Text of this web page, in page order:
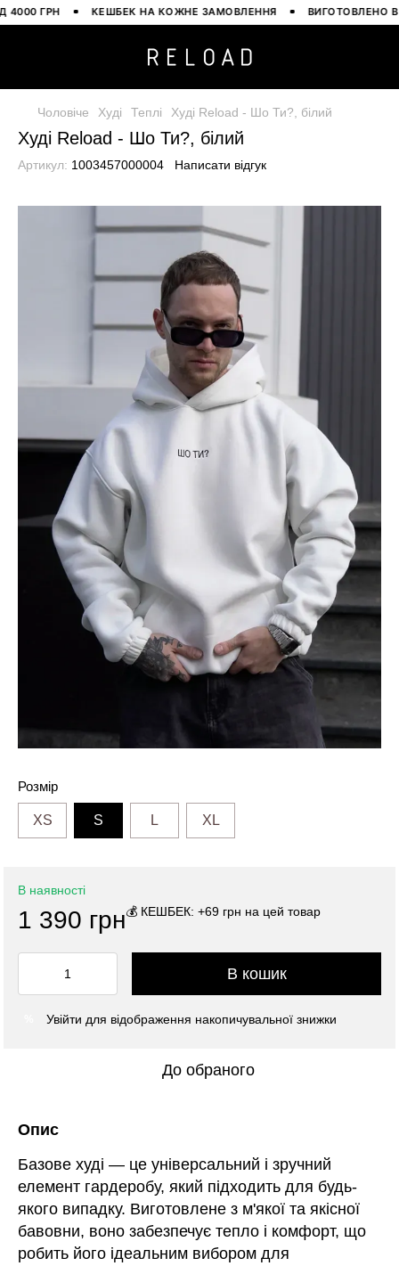
ГРН КЕШБЕК НА КОЖНЕ ЗАМОВЛЕННЯ ВИГОТОВЛЕНО В
Чоловіче Худі Теплі Худі Reload - Шо Ти?, білий
Худі Reload - Шо Ти?, білий
Артикул: 1003457000004 Написати відгук
Розмір
XS S L XL
В наявності
1 390 грн💰 КЕШБЕК: +69 грн на цей товар
В кошик
Увійти для відображення накопичувальної знижки
До обраного
Опис
Базове худі — це універсальний і зручний
елемент гардеробу, який підходить для будь-
якого випадку. Виготовлене з м'якої та якісної
бавовни, воно забезпечує тепло і комфорт, що
робить його ідеальним вибором для